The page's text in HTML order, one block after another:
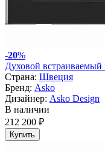
-20%
Духовой
Страна: Швеция
Бренд: Asko
Дизайнер: Asko Design
В наличии
212 200 ₽
Купить